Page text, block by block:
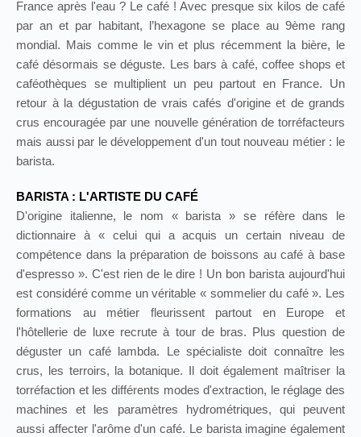
France après l'eau ? Le café ! Avec presque six kilos de café
par an et par habitant, l’hexagone se place au 9ème rang
mondial. Mais comme le vin et plus récemment la bière, le
café désormais se déguste. Les bars à café, coffee shops et
caféothèques se multiplient un peu partout en France. Un
retour à la dégustation de vrais cafés d'origine et de grands
crus encouragée par une nouvelle génération de torréfacteurs
mais aussi par le développement d'un tout nouveau métier : le
barista.
BARISTA : L'ARTISTE DU CAFÉ
D'origine italienne, le nom « barista » se réfère dans le
dictionnaire à « celui qui a acquis un certain niveau de
compétence dans la préparation de boissons au café à base
d'espresso ». C'est rien de le dire ! Un bon barista aujourd'hui
est considéré comme un véritable « sommelier du café ». Les
formations au métier fleurissent partout en Europe et
l'hôtellerie de luxe recrute à tour de bras. Plus question de
déguster un café lambda. Le spécialiste doit connaître les
crus, les terroirs, la botanique. Il doit également maîtriser la
torréfaction et les différents modes d'extraction, le réglage des
machines et les paramètres hydrométriques, qui peuvent
aussi affecter l'arôme d'un café. Le barista imagine également